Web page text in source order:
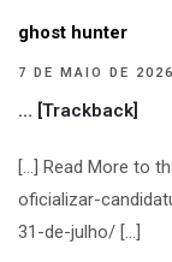
ghost hunter
7 DE MAIO DE
… [Trackback]
[…] Read More to
oficializar-
31-de-julho/ […]